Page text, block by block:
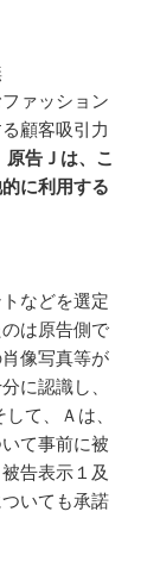
ァッション
顧客吸引力
原告Ｊは、こ
に利用する
どを選定
は原告側で
像写真等が
に認識し、
て、Ａは、
て事前に被
告表示１及
いても承諾